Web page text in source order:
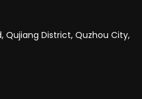
Qujiang District, Quzhou City,